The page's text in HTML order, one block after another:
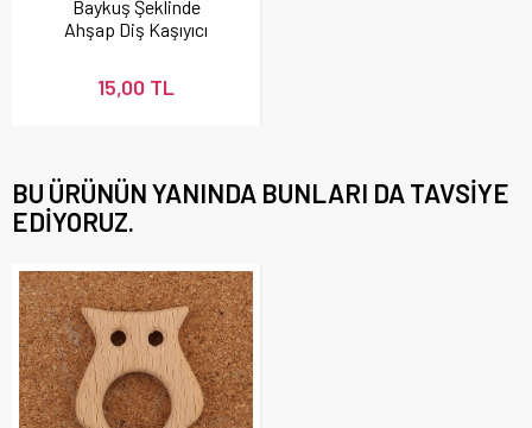
Baykuş Şeklinde
Ahşap Diş Kaşıyıcı
15,00 TL
BU ÜRÜNÜN YANINDA BUNLARI DA TAVSIYE
EDIYORUZ.